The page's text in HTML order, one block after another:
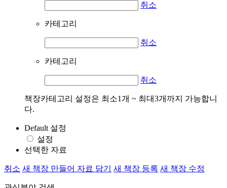
취소
카테고리
취소
카테고리
취소
책장카테고리 설정은 최소1개 ~ 최대3개까지 가능합니
다.
Default 설정
설정
선택한 자료
취소 새 책장 만들어 자료 담기 새 책장 등록 새 책장 수정